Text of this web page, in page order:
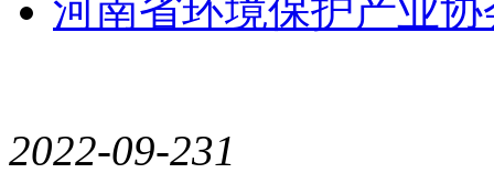
河南省环境保护产业协
2022-09-231